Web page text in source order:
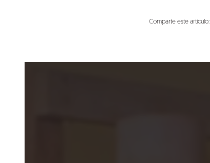
Comparte este artículo: